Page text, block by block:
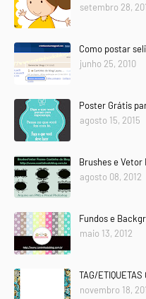
setembro 28,
Como postar
junho 25, 2010
Poster Grátis
agosto 15, 2015
Brushes e Vetor
agosto 08, 2012
Fundos e
maio 13, 2012
TAG/ETIQUETAS
novembro 18,